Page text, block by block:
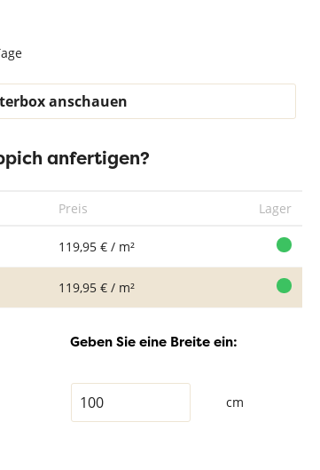
anschauen
anfertigen?
Preis Lager
119,95 € / m²
119,95 € / m²
Geben Sie eine Breite ein:
cm
Vintage Teppich
Raw Greige